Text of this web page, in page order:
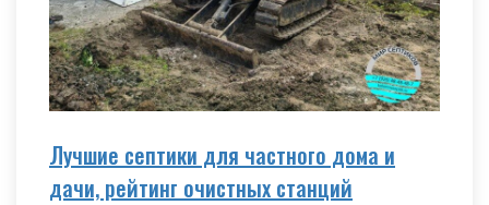
Лучшие септики для частного дома и
дачи, рейтинг очистных станций